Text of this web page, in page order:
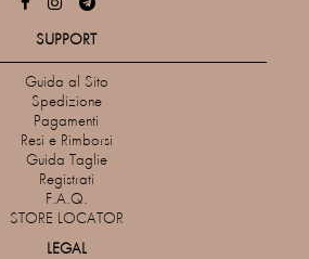
SUPPORT
Guida al Sito
Spedizione
Pagamenti
Resi e Rimborsi
Guida Taglie
Registrati
F.A.Q.
STORE LOCATOR
LEGAL